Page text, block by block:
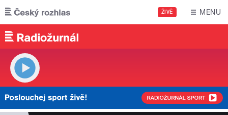
Přejít k hlavnímu obsahu
ŽIVĚ MENU